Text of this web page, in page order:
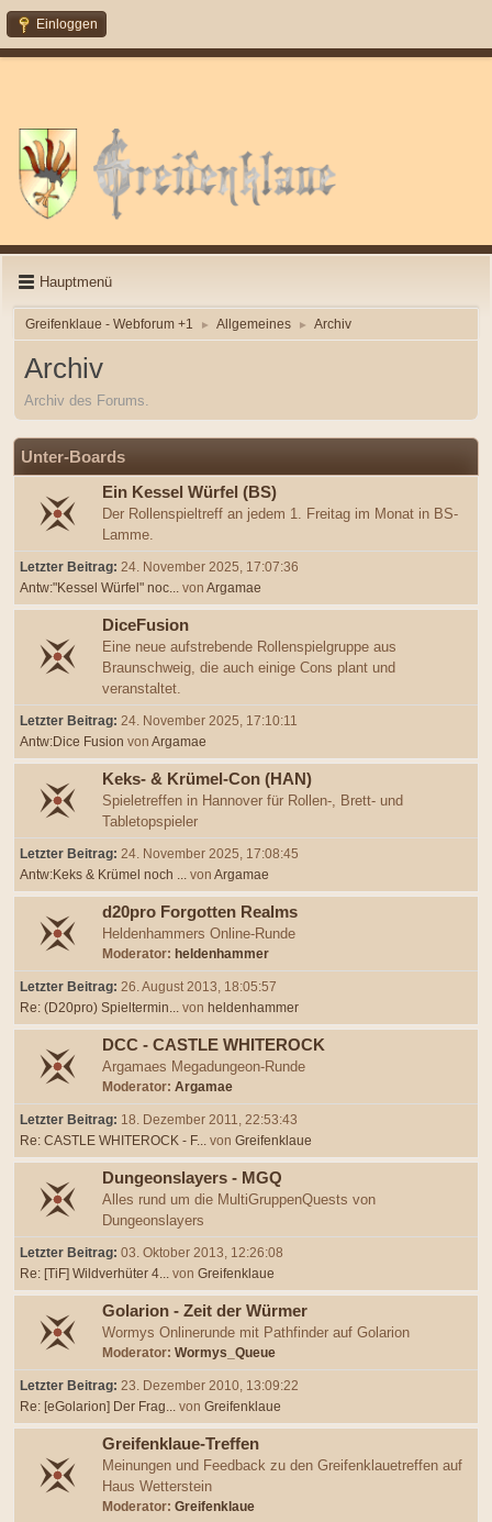
Einloggen
Hauptmenü
Greifenklaue - Webforum +1 ► Allgemeines ► Archiv
Archiv
Archiv des Forums.
Unter-Boards
Ein Kessel Würfel (BS)
Der Rollenspieltreff an jedem 1. Freitag im Monat in BS-
Lamme.
Letzter Beitrag: 24. November 2025, 17:07:36
Antw:"Kessel Würfel" noc... von Argamae
DiceFusion
Eine neue aufstrebende Rollenspielgruppe aus
Braunschweig, die auch einige Cons plant und
veranstaltet.
Letzter Beitrag: 24. November 2025, 17:10:11
Antw:Dice Fusion von Argamae
Keks- & Krümel-Con (HAN)
Spieletreffen in Hannover für Rollen-, Brett- und
Tabletopspieler
Letzter Beitrag: 24. November 2025, 17:08:45
Antw:Keks & Krümel noch ... von Argamae
d20pro Forgotten Realms
Heldenhammers Online-Runde
Moderator: heldenhammer
Letzter Beitrag: 26. August 2013, 18:05:57
Re: (D20pro) Spieltermin... von heldenhammer
DCC - CASTLE WHITEROCK
Argamaes Megadungeon-Runde
Moderator: Argamae
Letzter Beitrag: 18. Dezember 2011, 22:53:43
Re: CASTLE WHITEROCK - F... von Greifenklaue
Dungeonslayers - MGQ
Alles rund um die MultiGruppenQuests von
Dungeonslayers
Letzter Beitrag: 03. Oktober 2013, 12:26:08
Re: [TiF] Wildverhüter 4... von Greifenklaue
Golarion - Zeit der Würmer
Wormys Onlinerunde mit Pathfinder auf Golarion
Moderator: Wormys_Queue
Letzter Beitrag: 23. Dezember 2010, 13:09:22
Re: [eGolarion] Der Frag... von Greifenklaue
Greifenklaue-Treffen
Meinungen und Feedback zu den Greifenklauetreffen auf
Haus Wetterstein
Moderator: Greifenklaue